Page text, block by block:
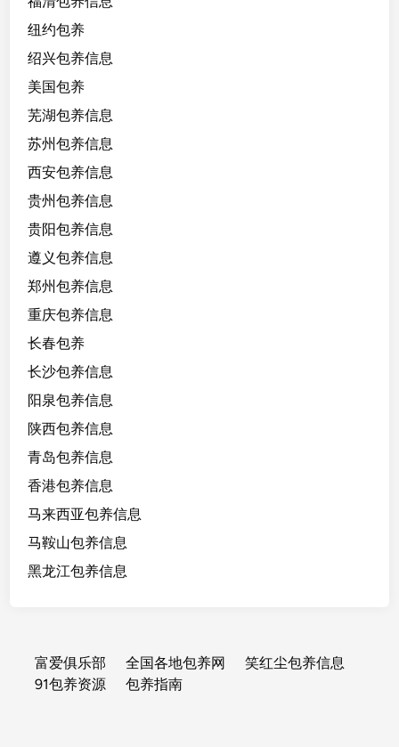
纽约包养
绍兴包养信息
美国包养
芜湖包养信息
苏州包养信息
西安包养信息
贵州包养信息
贵阳包养信息
遵义包养信息
郑州包养信息
重庆包养信息
长春包养
长沙包养信息
阳泉包养信息
陕西包养信息
青岛包养信息
香港包养信息
马来西亚包养信息
马鞍山包养信息
黑龙江包养信息
富爱俱乐部 全国各地包养网
笑红尘包养信息
91包养资源
包养指南